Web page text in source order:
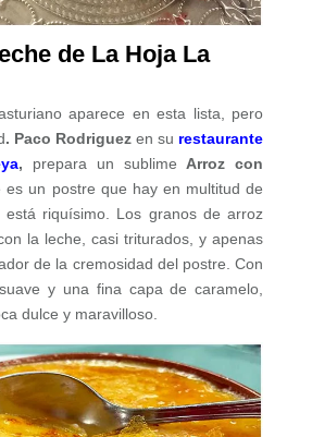
de La Hoja La
aparece en esta lista, pero
. Paco Rodriguez en su restaurante
, prepara un sublime Arroz con
es un postre que hay en multitud de
está riquísimo. Los granos de arroz
la leche, casi triturados, y apenas
de la cremosidad del postre. Con
y una fina capa de caramelo,
dulce y maravilloso.